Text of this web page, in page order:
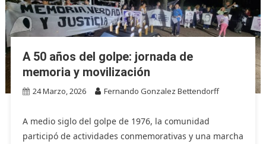
A 50 años del golpe: jornada de
memoria y movilización
24 Marzo, 2026 Fernando Gonzalez Bettendorff
A medio siglo del golpe de 1976, la comunidad
participó de actividades conmemorativas y una marcha